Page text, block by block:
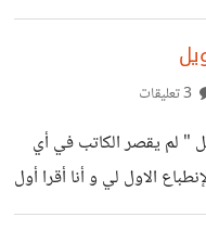
فالمجتمع لكي يأخذ
أفكار محددة حول
هذه المشاعر التي تفسد
، لان منطقة التفاصيل
رواية مزرعة الحيوان لجورج أورويل " لم يقصر الكاتب في أي
الاول لي و أنا أقرا أول
فصل من فصول هذه الرواية التي لا تتعدى صفحاتها 200 صفحة